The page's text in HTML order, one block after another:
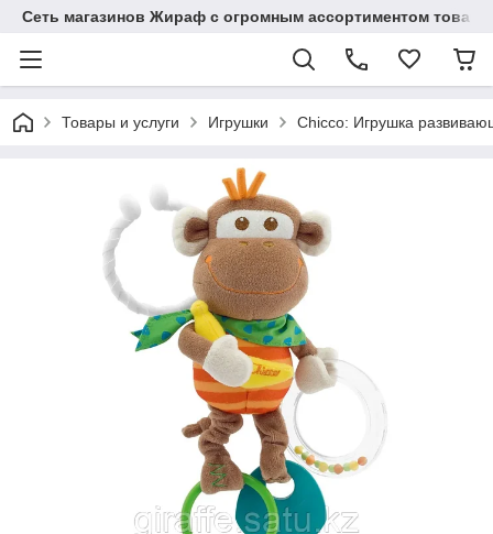
Сеть магазинов Жираф с огромным ассортиментом
Товары и услуги Игрушки Chicco: Игрушка